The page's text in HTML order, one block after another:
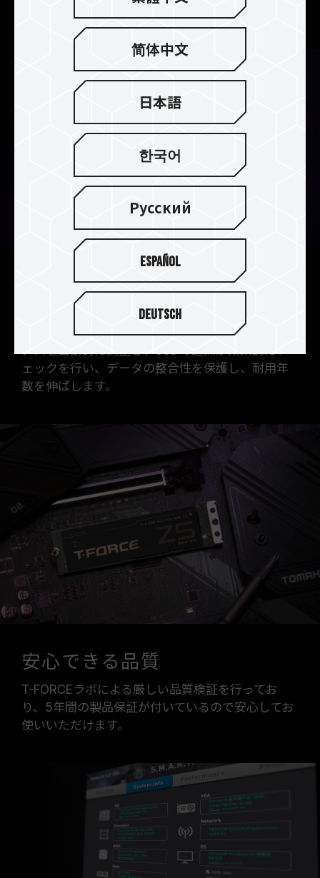
進化した熱調整技術
最新のインテリジェントな熱調整技術を使用して
おります。また内部温度センシングとパフォーマ
ンスを自動的に調整し、SSDの過熱が効果的にチ
ェックを行い、データの整合性を保護し、耐用年
数を伸ばします。
安心できる品質
T-FORCEラボによる厳しい品質検証を行ってお
り、5年間の製品保証が付いているので安心してお
使いいただけます。
简体中文
日本語
한국어
Русский
Español
Deutsch